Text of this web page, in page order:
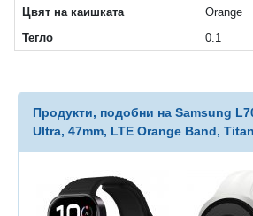
Цвят на каишката
Orange
Тегло
0.1
Продукти, подобни на Samsung
Ultra, 47mm, LTE Orange Band,